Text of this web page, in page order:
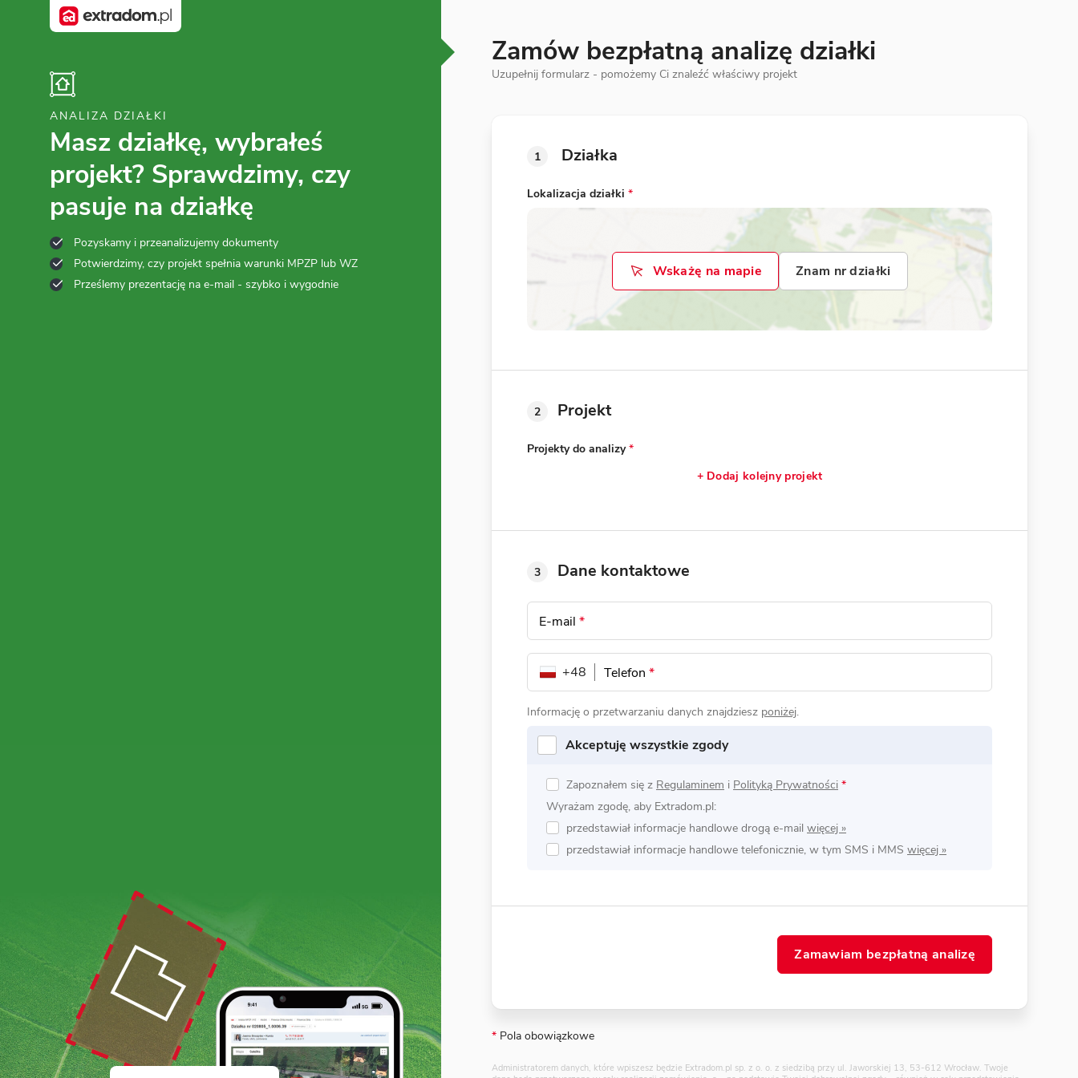
ANALIZA DZIAŁKI
Masz działkę, wybrałeś
projekt? Sprawdzimy, czy
pasuje na działkę
Pozyskamy i przeanalizujemy dokumenty
Potwierdzimy, czy projekt spełnia warunki MPZP lub WZ
Prześlemy prezentację na e-mail - szybko i wygodnie
Zamów bezpłatną analizę działki
Uzupełnij formularz - pomożemy Ci znaleźć właściwy projekt
1 Działka
Lokalizacja działki *
Wskażę na mapie Znam nr działki
2 Projekt
Projekty do analizy *
+ Dodaj kolejny projekt
3 Dane kontaktowe
E-mail *
Telefon *
+48
Informację o przetwarzaniu danych znajdziesz poniżej.
Akceptuję wszystkie zgody
Zapoznałem się z Regulaminem i Polityką Prywatności *
Wyrażam zgodę, aby Extradom.pl:
przedstawiał informacje handlowe drogą e-mail
przedstawiał informacje handlowe telefonicznie, w tym SMS i MMS
Zamawiam bezpłatną analizę
* Pola obowiązkowe
Administratorem danych, które wpiszesz będzie Extradom.pl sp. z o. o. z siedzibą przy ul. Jaworskiej 13, 53-612 Wrocław. Twoje